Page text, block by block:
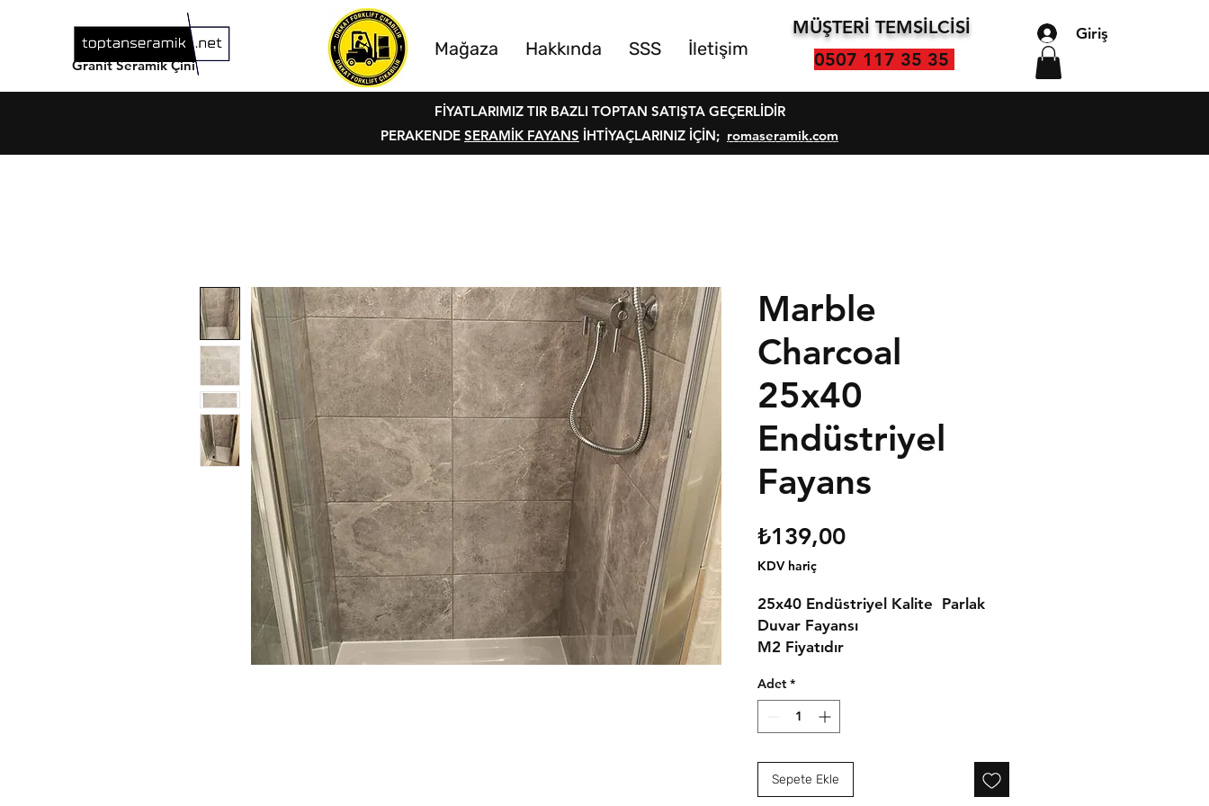
Granit Seramik Çini
Mağaza Hakkında SSS İletişim
MÜŞTERİ TEMSİLCİSİ
0507 117 35 35
Giriş
FİYATLARIMIZ TIR BAZLI TOPTAN SATIŞTA GEÇERLİDİR
PERAKENDE SERAMİK FAYANS İHTİYAÇLARINIZ İÇİN; romaseramik.com
Marble
Charcoal
25x40
Endüstriyel
Fayans
₺139,00Fiyat
KDV hariç
25x40 Endüstriyel Kalite Parlak
Duvar Fayansı
M2 Fiyatıdır
Adet *
Sepete Ekle